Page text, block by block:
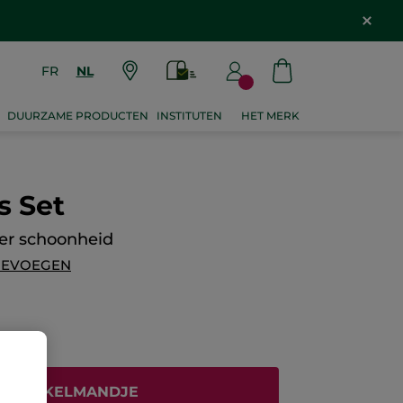
FR NL
DUURZAME PRODUCTEN INSTITUTEN HET MERK
Set
schoonheid
WINKELMANDJE